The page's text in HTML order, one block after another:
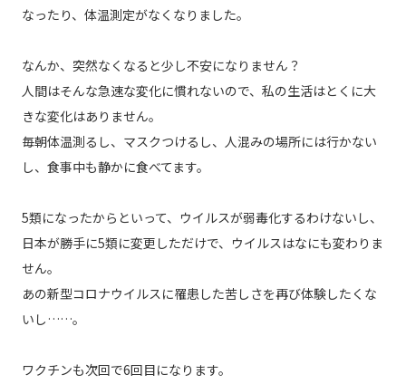
なったり、体温測定がなくなりました。
なんか、突然なくなると少し不安になりません？
人間はそんな急速な変化に慣れないので、私の生活はとくに大
きな変化はありません。
毎朝体温測るし、マスクつけるし、人混みの場所には行かない
し、食事中も静かに食べてます。
5類になったからといって、ウイルスが弱毒化するわけないし、
日本が勝手に5類に変更しただけで、ウイルスはなにも変わりま
せん。
あの新型コロナウイルスに罹患した苦しさを再び体験したくな
いし……。
ワクチンも次回で6回目になります。